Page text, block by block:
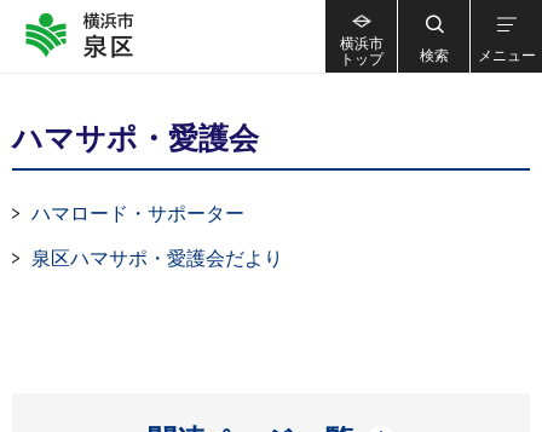
横浜市
トップ
検索 メニュー
ハマサポ・愛護会
ハマロード・サポーター
泉区ハマサポ・愛護会だより